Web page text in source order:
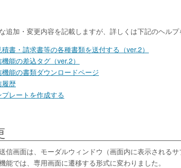
追加・変更内容を記載しますが、詳しくは下記のヘルプ
積書・請求書等の各種書類を送付する（ver.2）
能の差込タグ（ver.2）
機能の書類ダウンロードページ
履歴
プレートを作成する
信画面は、モーダルウィンドウ（画面内に表示される
能では、専用画面に遷移する形式に変わりました。